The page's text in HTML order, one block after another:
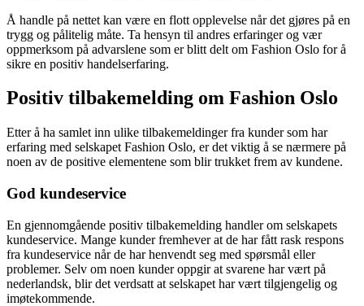
Å handle på nettet kan være en flott opplevelse når det gjøres på en
trygg og pålitelig måte. Ta hensyn til andres erfaringer og vær
oppmerksom på advarslene som er blitt delt om Fashion Oslo for å
sikre en positiv handelserfaring.
Positiv tilbakemelding om Fashion Oslo
Etter å ha samlet inn ulike tilbakemeldinger fra kunder som har
erfaring med selskapet Fashion Oslo, er det viktig å se nærmere på
noen av de positive elementene som blir trukket frem av kundene.
God kundeservice
En gjennomgående positiv tilbakemelding handler om selskapets
kundeservice. Mange kunder fremhever at de har fått rask respons
fra kundeservice når de har henvendt seg med spørsmål eller
problemer. Selv om noen kunder oppgir at svarene har vært på
nederlandsk, blir det verdsatt at selskapet har vært tilgjengelig og
imøtekommende.